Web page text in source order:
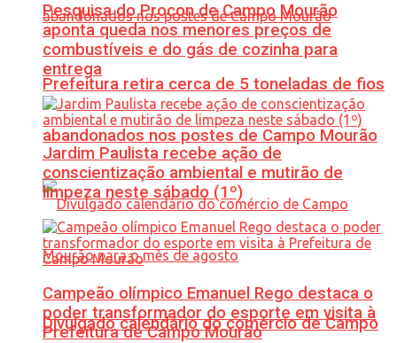
Prefeitura retira cerca de 5 toneladas de fios
abandonados nos postes de Campo Mourão
Divulgado calendário do comércio de Campo
Pesquisa do Procon de Campo Mourão
aponta queda nos menores preços de
combustíveis e do gás de cozinha para
entrega
Jardim Paulista recebe ação de
conscientização ambiental e mutirão de
limpeza neste sábado (1º)
Campeão olímpico Emanuel Rego destaca o
poder transformador do esporte em visita à
Prefeitura de Campo Mourão